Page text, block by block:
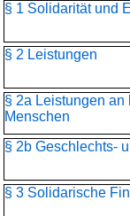
§ 1 Solidarität und
§ 2 Leistungen
§ 2a Leistungen
Menschen
§ 2b Geschlechts-
§ 3 Solidarische